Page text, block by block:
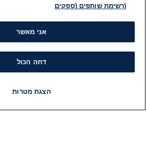
(רשימת שותפים (ספקים
אני מאשר
דחה הכול
הצגת מטרות